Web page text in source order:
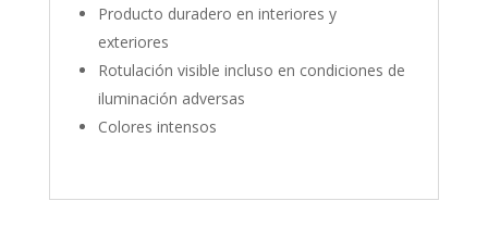
Producto duradero en interiores y
exteriores
Rotulación visible incluso en condiciones de
iluminación adversas
Colores intensos